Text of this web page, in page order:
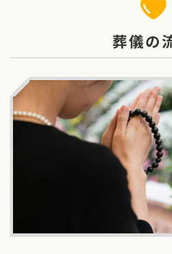
葬儀の